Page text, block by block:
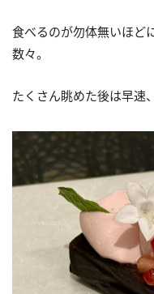
食べるのが勿体無いほど
数々。
たくさん眺めた後は早速